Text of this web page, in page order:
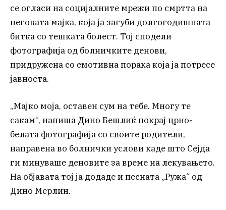
се огласи на социјалните мрежи по смртта на
неговата мајка, која ја загуби долгогодишната
битка со тешката болест. Тој сподели
фотографија од болничките денови,
придружена со емотивна порака која ја потресе
јавноста.
„Мајко моја, оставен сум на тебе. Многу те
сакам“, напиша Дино Бешлиќ покрај црно-
белата фотографија со своите родители,
направена во болнички услови каде што Сејда
ги минуваше деновите за време на лекувањето.
На објавата тој ја додаде и песната „Ружа“ од
Дино Мерлин.